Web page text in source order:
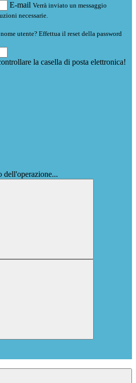
E-mail Verrà inviato un messaggio
necessarie.
utente? Effettua il reset della password
la casella di posta elettronica!
dell'operazione...